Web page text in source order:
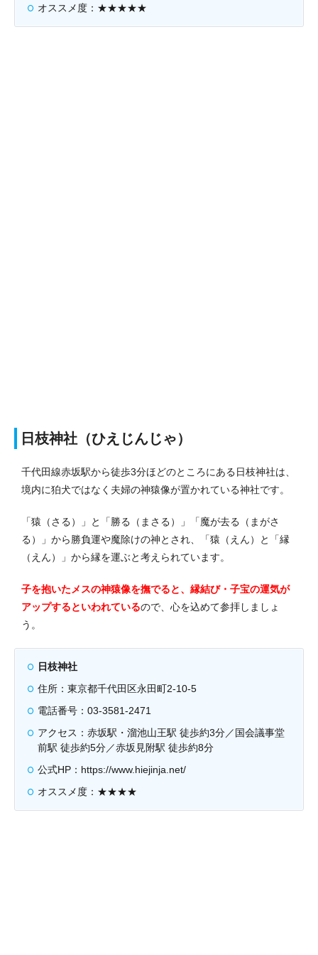
オススメ度：★★★★★
日枝神社（ひえじんじゃ）
千代田線赤坂駅から徒歩3分ほどのところにある日枝神社は、
境内に狛犬ではなく夫婦の神猿像が置かれている神社です。
「猿（さる）」と「勝る（まさる）」「魔が去る（まがさ
る）」から勝負運や魔除けの神とされ、「猿（えん）と「縁
（えん）」から縁を運ぶと考えられています。
子を抱いたメスの神猿像を撫でると、縁結び・子宝の運気が
アップするといわれているので、心を込めて参拝しましょ
う。
日枝神社
住所：東京都千代田区永田町2-10-5
電話番号：03-3581-2471
アクセス：赤坂駅・溜池山王駅 徒歩約3分／国会議事堂
前駅 徒歩約5分／赤坂見附駅 徒歩約8分
公式HP：https://www.hiejinja.net/
オススメ度：★★★★